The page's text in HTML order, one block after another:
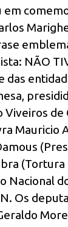
em
NÃO
das
de
Mauricio
(Tortura
Nacional
Os